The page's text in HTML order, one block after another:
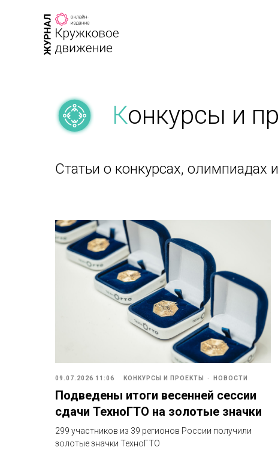
Конкурсы и
Статьи о конкурсах,
09.07.2026 11:06 КОНКУРСЫ И ПРОЕКТЫ НОВОСТИ
Подведены итоги весенней сессии
сдачи ТехноГТО на золотые значки
299 участников из 39 регионов России получили
золотые значки ТехноГТО